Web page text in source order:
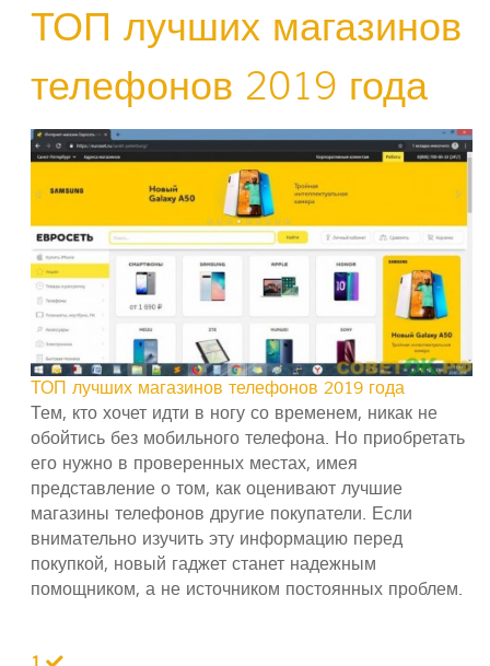
ТОП лучших магазинов
телефонов 2019 года
ТОП лучших магазинов телефонов 2019 года
Тем, кто хочет идти в ногу со временем, никак не
обойтись без мобильного телефона. Но приобретать
его нужно в проверенных местах, имея
представление о том, как оценивают лучшие
магазины телефонов другие покупатели. Если
внимательно изучить эту информацию перед
покупкой, новый гаджет станет надежным
помощником, а не источником постоянных проблем.